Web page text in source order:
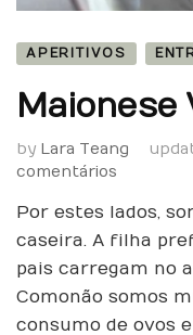
APERITIVOS
Maionese
by Lara Teang
comentários
Vegan
Por estes lados,
caseira. A filha
pais carregam no
Como não somos
consumo de ovos